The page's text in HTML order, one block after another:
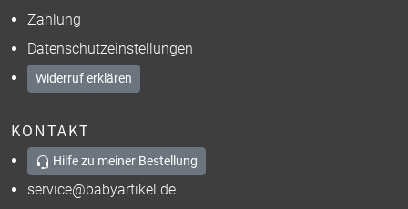
Zahlung
Datenschutzeinstellungen
Widerruf erklären
KONTAKT
Hilfe zu meiner Bestellung
service@babyartikel.de